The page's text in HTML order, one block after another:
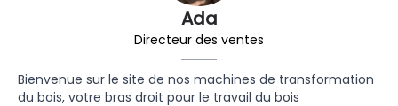
Ada
Directeur des ventes
Bienvenue sur le site de nos machines de transformation
du bois, votre bras droit pour le travail du bois